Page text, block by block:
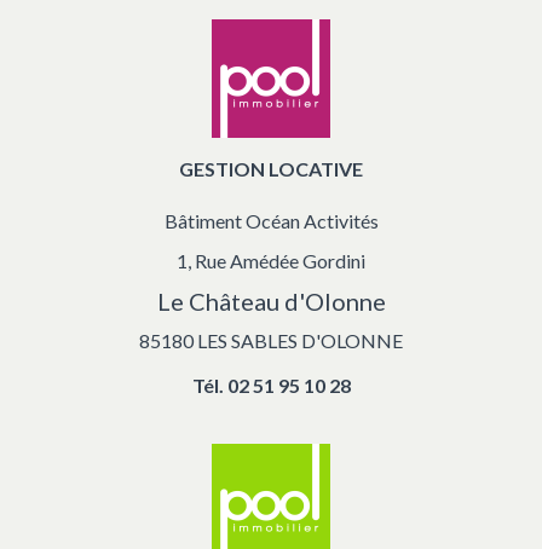
GESTION LOCATIVE
Bâtiment Océan Activités
1, Rue Amédée Gordini
Le Château d'Olonne
85180 LES SABLES D'OLONNE
Tél. 02 51 95 10 28